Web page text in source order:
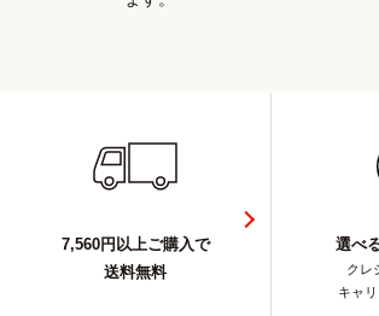
7,560円以上ご購入で
送料無料
選べ
クレ
キャ